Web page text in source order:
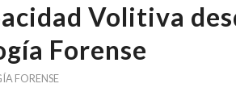
Volitiva
Forense
FORENSE